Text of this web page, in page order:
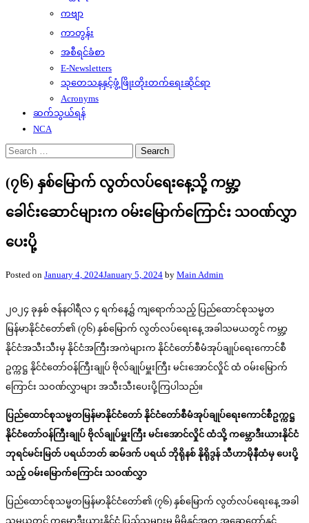
ကဗျာ
ကာတွန်း
အစီရင်ခံစာ
E-Newsletters
သုတေသနနှင့်ဖွံ့ဖြိုးတိုးတက်ရေးဆိုင်ရာ
Acronyms
ဆက်သွယ်ရန်
NCA
Search
for:
(၇၆) နှစ်မြောက် လွတ်လပ်ရေးနေ့သို့ ကမ္ဘာ့
ခေါင်းဆောင်များက ဝမ်းမြောက်ကြောင်း သဝဏ်လွှာ
ပေးပို့
Posted on January 4, 2024January 5, 2024 by Main Admin
၂၀၂၄ ခုနှစ် ဇန်နဝါရီလ ၄ ရက်နေ့၌ ကျရောက်သည့် ပြည်ထောင်စုသမ္မတ
မြန်မာနိုင်ငံတော်၏ (၇၆) နှစ်မြောက် လွတ်လပ်ရေးနေ့ အခါသမယတွင် ကမ္ဘာ့
နိုင်ငံအသီးသီးမှ နိုင်ငံအကြီးအကဲများက နိုင်ငံတော်စီမံအုပ်ချုပ်ရေးကောင်စီ
ဥက္ကဋ္ဌ နိုင်ငံတော်ဝန်ကြီးချုပ် ဗိုလ်ချုပ်မှူးကြီး မင်းအောင်လှိုင် ထံ ဝမ်းမြောက်
ကြောင်း သဝဏ်လွှာများ အသီးသီးပေးပို့ကြပါသည်။
ပြည်ထောင်စုသမ္မတမြန်မာနိုင်ငံတော် နိုင်ငံတော်စီမံအုပ်ချုပ်ရေးကောင်စီဥက္ကဋ္ဌ
နိုင်ငံတော်ဝန်ကြီးချုပ် ဗိုလ်ချုပ်မှူးကြီး မင်းအောင်လှိုင် ထံသို့ ကမ္ဘောဒီးယားနိုင်ငံ
ဘုရင်မင်းမြတ် ပရယ်ဘတ် ဆမ်ဒက် ပရယ် ဘိုရိုနစ် နိုရိုဒွန် သီဟာမိုနီထံမှ ပေးပို့
သည့် ဝမ်းမြောက်ကြောင်း သဝဏ်လွှာ
ပြည်ထောင်စုသမ္မတမြန်မာနိုင်ငံတော်၏ (၇၆) နှစ်မြောက် လွတ်လပ်ရေးနေ့ အခါ
သမယတွင် ကမ္ဘောဒီးယားနိုင်ငံ ပြည်သူများမှ မိမိနှင့်အတူ အဆွေတော်နှင့်